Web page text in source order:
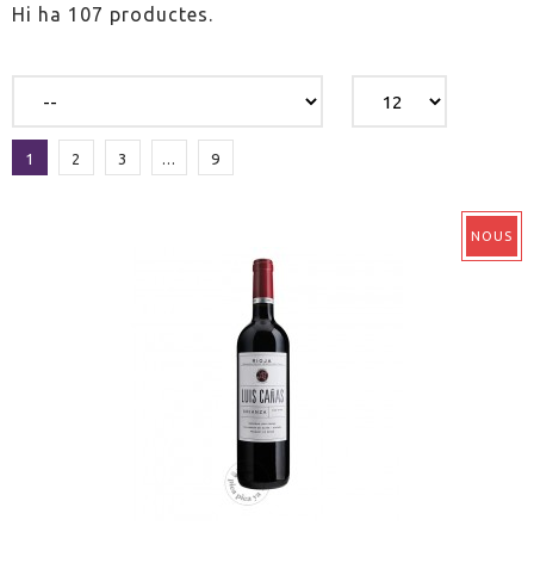
Hi ha 107 productes.
1 2 3 ... 9
NOUS